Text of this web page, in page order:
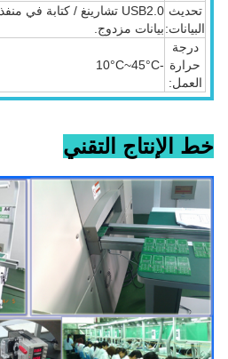
تحديث
البيانات:
USB2.0 تشارينغ / كتابة في منفذ
بيانات مزدوج.
درجة
حرارة
العمل:
-10°C~45°C
خط الإنتاج التقني